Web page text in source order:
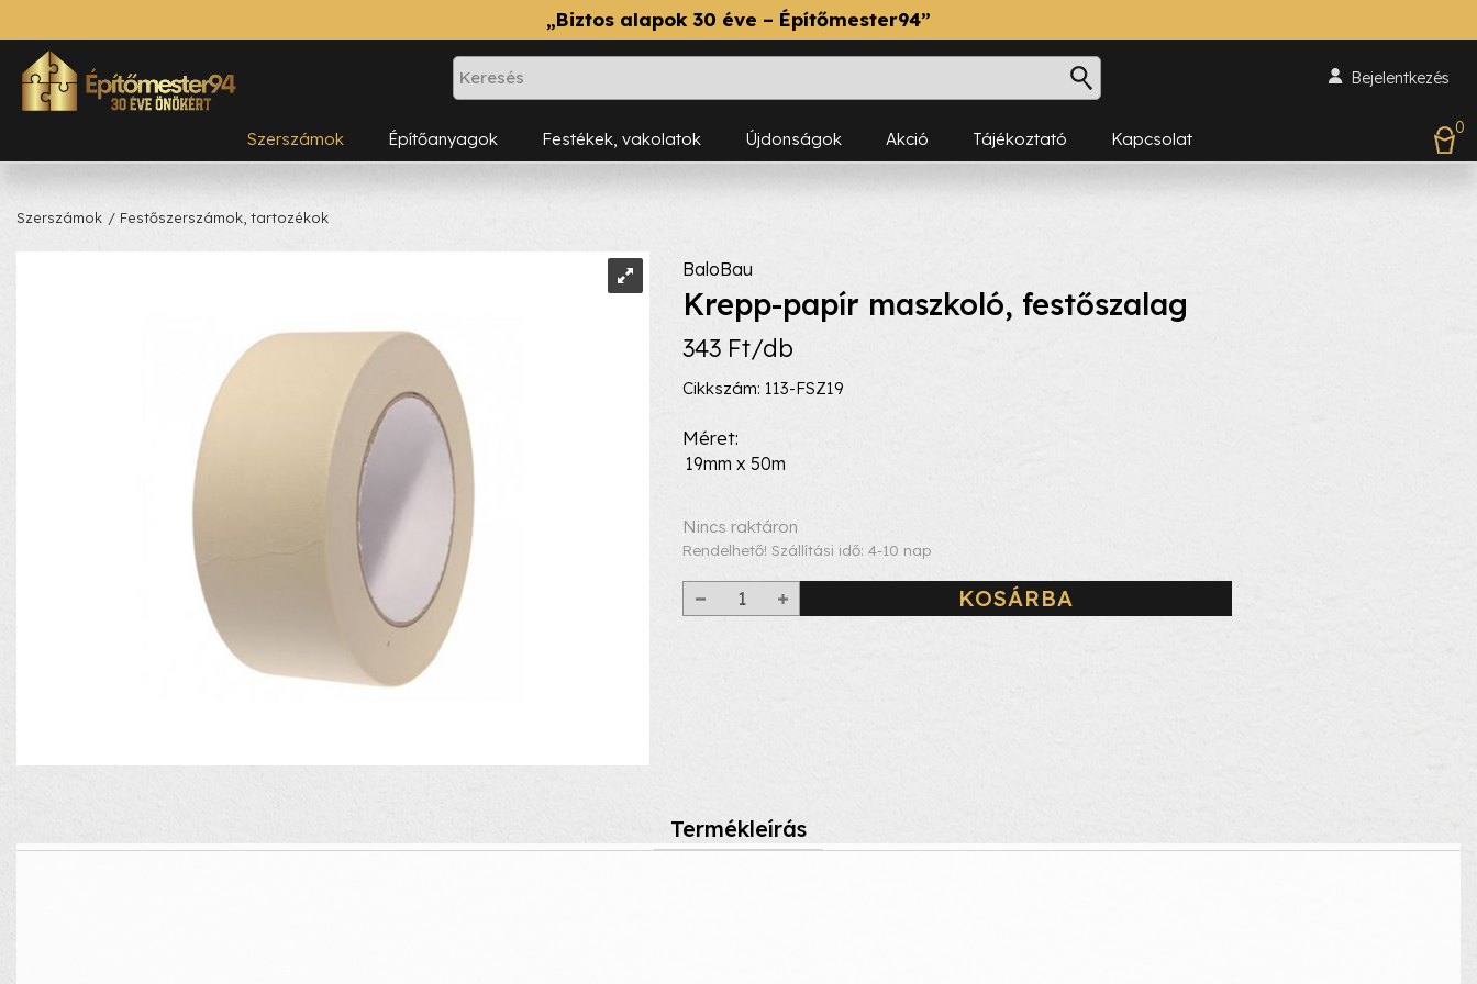
„Biztos alapok 30 éve – Építőmester94”
Bejelentkezés
Szerszámok Építőanyagok Festékek, vakolatok Újdonságok Akció Tájékoztató Kapcsolat
0
Szerszámok / Festőszerszámok, tartozékok
BaloBau
Krepp-papír maszkoló, festőszalag
343 Ft/db
Cikkszám: 113-FSZ19
Méret
19mm x 50m
Nincs raktáron
Rendelhető! Szállítási idő: 4-10 nap
KOSÁRBA
Termékleírás